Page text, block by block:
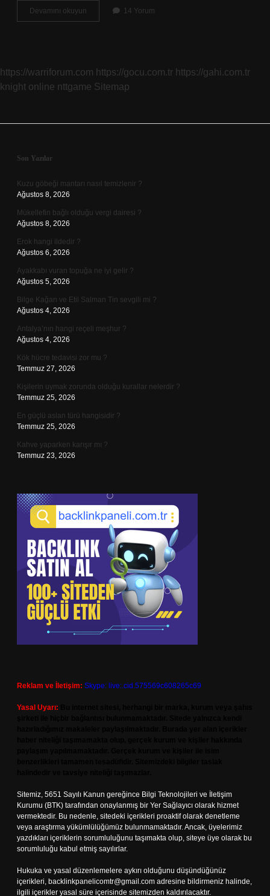
Devamını okuyun
Zülkarneyn
14 Yorum
https://warriforum.com https://gocu.com.tr https://gahi.com.tr
knight online nttgame Sitemap
Sidebar
Son Yazılar
Kuzu göbeği mantarı nasıl temizlenir ?
Ağustos 8, 2026
Mükellefin bağlı olduğu vergi dairesi ?
Ağustos 8, 2026
Erok hangi ildedir ?
Ağustos 6, 2026
Ayakkabı vuran topuğa ne iyi gelir ?
Ağustos 5, 2026
Bilge Kağan ve Etil Salman Tin sevgili mi ?
Ağustos 4, 2026
Antalya’nın hangi reçeli meşhur ?
Ağustos 4, 2026
Kök hücre tedavisi zor mu ?
Temmuz 27, 2026
Kişilerin uymak zorunda olduğu kurallar nelerdir ?
Temmuz 25, 2026
En güçlü aslan türü hangisidir ?
Temmuz 25, 2026
Kahve yaparken karışır mı ?
Temmuz 23, 2026
Reklam ve İletişim: Skype: live:.cid.575569c608265c69
Yasal Uyarı:
Sitemiz, 5651 Sayılı Kanun gereğince Bilgi Teknolojileri ve İletişim
Kurumu (BTK) tarafından onaylanmış bir Yer Sağlayıcı olarak hizmet
vermektedir. Bu nedenle, sitedeki içerikleri proaktif olarak denetleme
veya araştırma yükümlülüğümüz bulunmamaktadır. Ancak, üyelerimiz
yazdıkları içeriklerin sorumluluğunu taşımakta olup, siteye üye olarak bu
sorumluluğu kabul etmiş sayılırlar.
Hukuka ve yasal düzenlemelere aykırı olduğunu düşündüğünüz
içerikleri, backlinkpanelicomtr@gmail.com adresine bildirmeniz halinde,
ilgili içerikler yasal süre içerisinde sitemizden kaldırılacaktır.